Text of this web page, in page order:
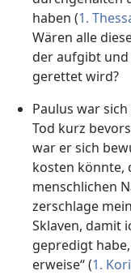
haben (1.
Wären alle
der aufgibt
gerettet wird?
Paulus war
Tod kurz
war er sich
kosten könnte,
menschlichen
zerschlage
Sklaven, damit
gepredigt
erweise“ (1.